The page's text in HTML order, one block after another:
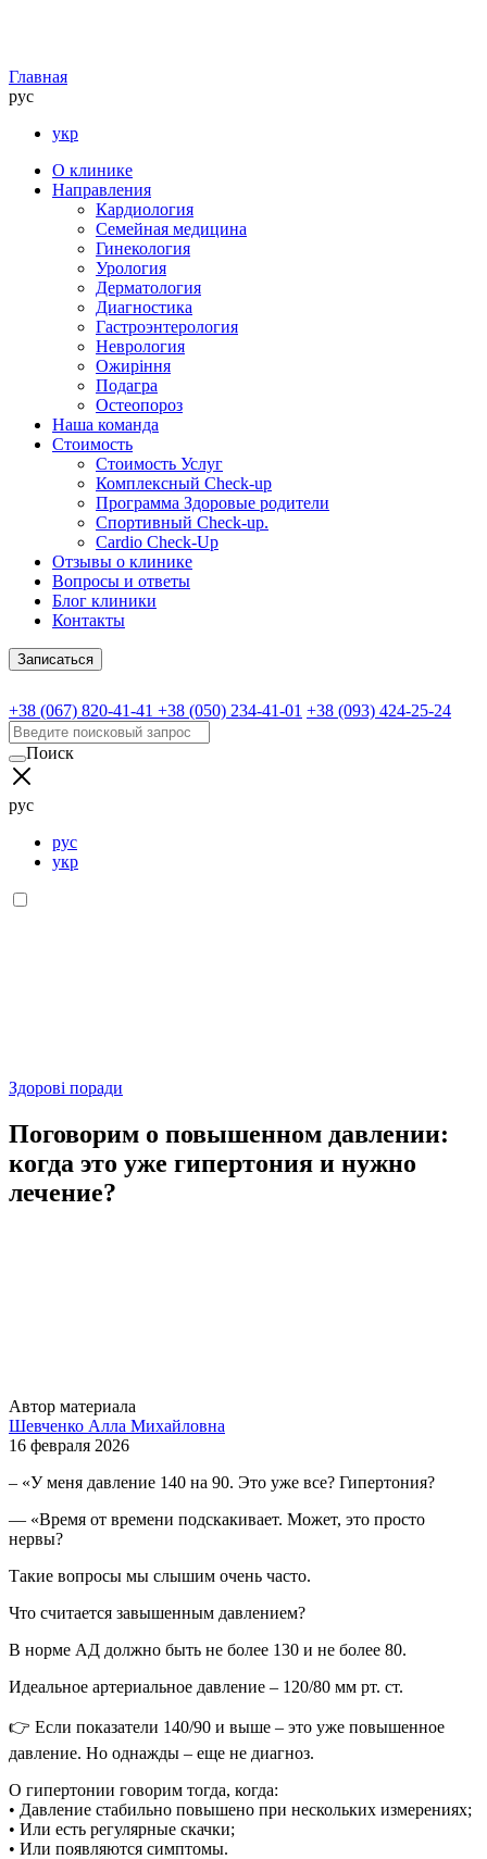
Главная
рус
укр
О клинике
Направления
Кардиология
Семейная медицина
Гинекология
Урология
Дерматология
Диагностика
Гастроэнтерология
Неврология
Ожиріння
Подагра
Остеопороз
Наша команда
Стоимость
Стоимость Услуг
Комплексный Check-up
Программа Здоровые родители
Спортивный Check-up.
Cardio Check-Up
Отзывы о клинике
Вопросы и ответы
Блог клиники
Контакты
Записаться
+38 (067) 820-41-41 +38 (050) 234-41-01 +38 (093) 424-25-24
Поиск
рус
рус
укр
Здорові поради
Поговорим о повышенном давлении:
когда это уже гипертония и нужно
лечение?
Автор материала
Шевченко Алла Михайловна
16 февраля 2026
– «У меня давление 140 на 90. Это уже все? Гипертония?
— «Время от времени подскакивает. Может, это просто
нервы?
Такие вопросы мы слышим очень часто.
Что считается завышенным давлением?
В норме АД должно быть не более 130 и не более 80.
Идеальное артериальное давление – 120/80 мм рт. ст.
👉 Если показатели 140/90 и выше – это уже повышенное
давление. Но однажды – еще не диагноз.
О гипертонии говорим тогда, когда:
• Давление стабильно повышено при нескольких измерениях;
• Или есть регулярные скачки;
• Или появляются симптомы.